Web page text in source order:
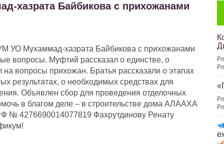
хазрата Байбикова с прихожанами
УО Мухаммад-хазрата Байбикова с прихожанами
вопросы. Муфтий рассказал о единстве, о
на вопросы прихожан. Братья рассказали о этапах
результатах, о необходимых средствах для
Объявлен сбор для проведения отделочных
в благом деле – в строительстве дома АЛААХА
№ 4276690014077819 Фахрутдинову Ренату